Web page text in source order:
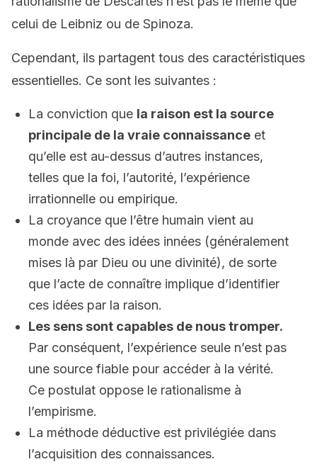
celui de Leibniz ou de Spinoza.
Cependant, ils partagent tous des caractéristiques
essentielles. Ce sont les suivantes :
La conviction que la raison est la source
principale de la vraie connaissance et
qu’elle est au-dessus d’autres instances,
telles que la foi, l’autorité, l’expérience
irrationnelle ou empirique.
La croyance que l’être humain vient au
monde avec des idées innées (généralement
mises là par Dieu ou une divinité), de sorte
que l’acte de connaître implique d’identifier
ces idées par la raison.
Les sens sont capables de nous tromper.
Par conséquent, l’expérience seule n’est pas
une source fiable pour accéder à la vérité.
Ce postulat oppose le rationalisme à
l’empirisme.
La méthode déductive est privilégiée dans
l’acquisition des connaissances.